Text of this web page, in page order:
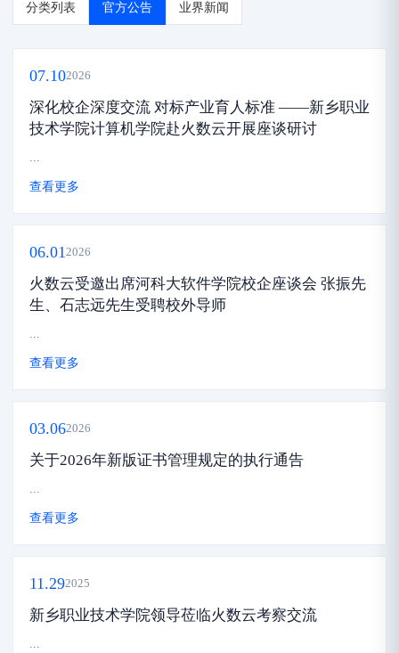
分类列表 官方公告 业界新闻
07.102026
深化校企深度交流 对标产业育人标准 ——新乡职业
技术学院计算机学院赴火数云开展座谈研讨
...
查看更多
06.012026
火数云受邀出席河科大软件学院校企座谈会 张振先
生、石志远先生受聘校外导师
...
查看更多
03.062026
关于2026年新版证书管理规定的执行通告
...
查看更多
11.292025
新乡职业技术学院领导莅临火数云考察交流
...